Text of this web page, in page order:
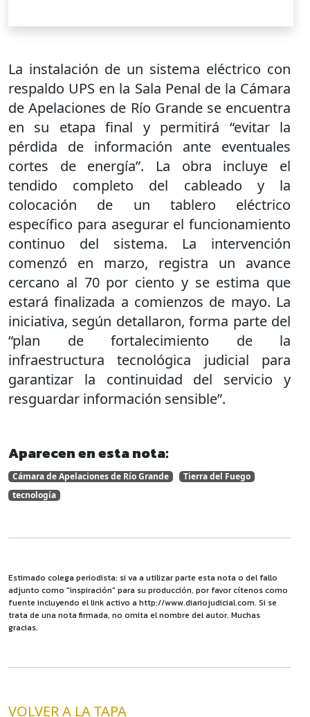
La instalación de un sistema eléctrico con
respaldo UPS en la Sala Penal de la Cámara
de Apelaciones de Río Grande se encuentra
en su etapa final y permitirá “evitar la
pérdida de información ante eventuales
cortes de energía”. La obra incluye el
tendido completo del cableado y la
colocación de un tablero eléctrico
específico para asegurar el funcionamiento
continuo del sistema. La intervención
comenzó en marzo, registra un avance
cercano al 70 por ciento y se estima que
estará finalizada a comienzos de mayo. La
iniciativa, según detallaron, forma parte del
“plan de fortalecimiento de la
infraestructura tecnológica judicial para
garantizar la continuidad del servicio y
resguardar información sensible”.
Aparecen en esta nota:
Cámara de Apelaciones de Río Grande
Tierra del Fuego
tecnología
Estimado colega periodista: si va a utilizar parte esta nota o del fallo
adjunto como "inspiración" para su producción, por favor cítenos como
fuente incluyendo el link activo a http://www.diariojudicial.com. Si se
trata de una nota firmada, no omita el nombre del autor. Muchas
gracias.
VOLVER A LA TAPA